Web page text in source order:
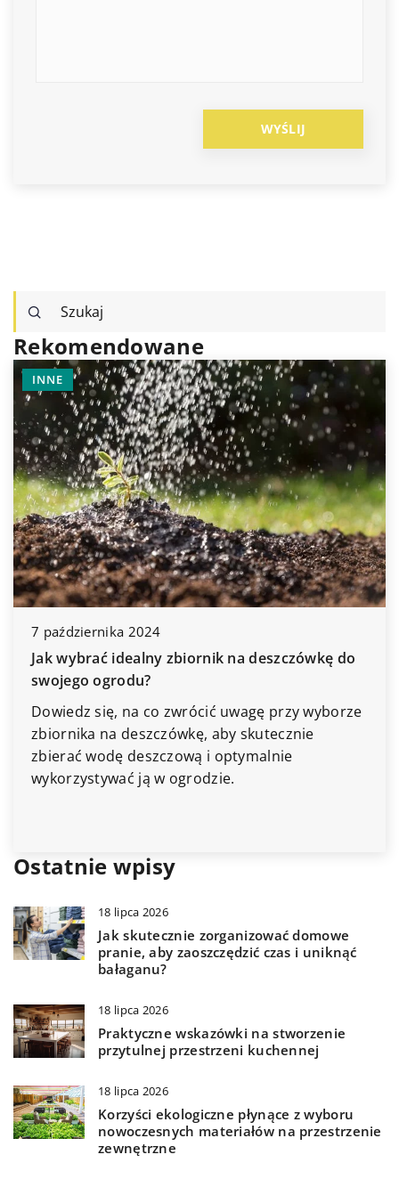
Rekomendowane
zbiornik na deszczówkę do
co zwrócić uwagę przy wyborze
aby skutecznie
i optymalnie
w ogrodzie.
DOMOWE
Jak wybrać
Dowiedz się, jak
flanelowe, aby
w chłodniejsze
Ostatnie wpisy
18 lipca 2026
Jak skutecznie zorganizować domowe
pranie, aby zaoszczędzić czas i uniknąć
bałaganu?
18 lipca 2026
Praktyczne wskazówki na stworzenie
przytulnej przestrzeni kuchennej
18 lipca 2026
Korzyści ekologiczne płynące z wyboru
nowoczesnych materiałów na przestrzenie
zewnętrzne